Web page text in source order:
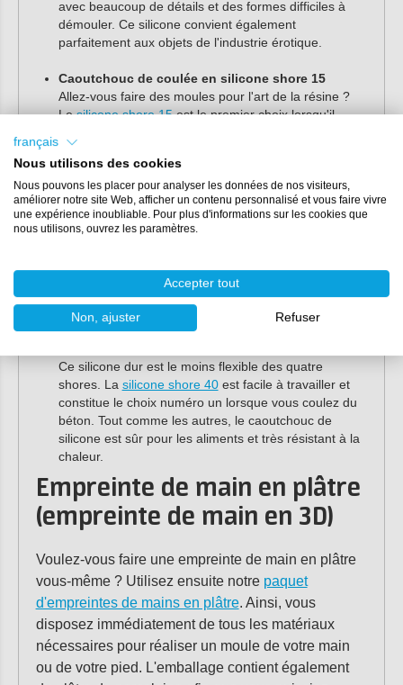
avec beaucoup de détails et des formes difficiles à
démouler. Ce silicone convient également
parfaitement aux objets de l'industrie érotique.
Caoutchouc de coulée en silicone shore 15
Allez-vous faire des moules pour l'art de la résine ?
Lesilicone shore 15est le premier choix lorsqu'il
viscosité. Cela rend le shore 15 très adapté à la
fabrication de moules en époxy.
Caoutchouc de coulée en silicone shore 25
Le caoutchouc de coulée convient à la fabrication de
moules en silicone présentant un niveau de détail
moyen.
Ce silicone dur est le moins flexible des quatre
shores. La silicone shore 40est facile à travailler et
constitue le choix numéro un lorsque vous coulez du
béton. Tout comme les autres, le caoutchouc de
silicone est sûr pour les aliments et très résistant à la
chaleur.
Empreinte de main en plâtre
(empreinte de main en 3D)
Voulez-vous faire une empreinte de main en plâtre
vous-même ? Utilisez ensuite notre paquet
d'empreintes de mains en plâtre. Ainsi, vous
disposez immédiatement de tous les matériaux
nécessaires pour réaliser un moule de votre main
ou de votre pied. L'emballage contient également
français
Nous utilisons des cookies
Nous pouvons les placer pour analyser les données de nos visiteurs,
améliorer notre site Web, afficher un contenu personnalisé et vous faire vivre
une expérience inoubliable. Pour plus d'informations sur les cookies que
nous utilisons, ouvrez les paramètres.
Accepter tout
Non, ajuster Refuser